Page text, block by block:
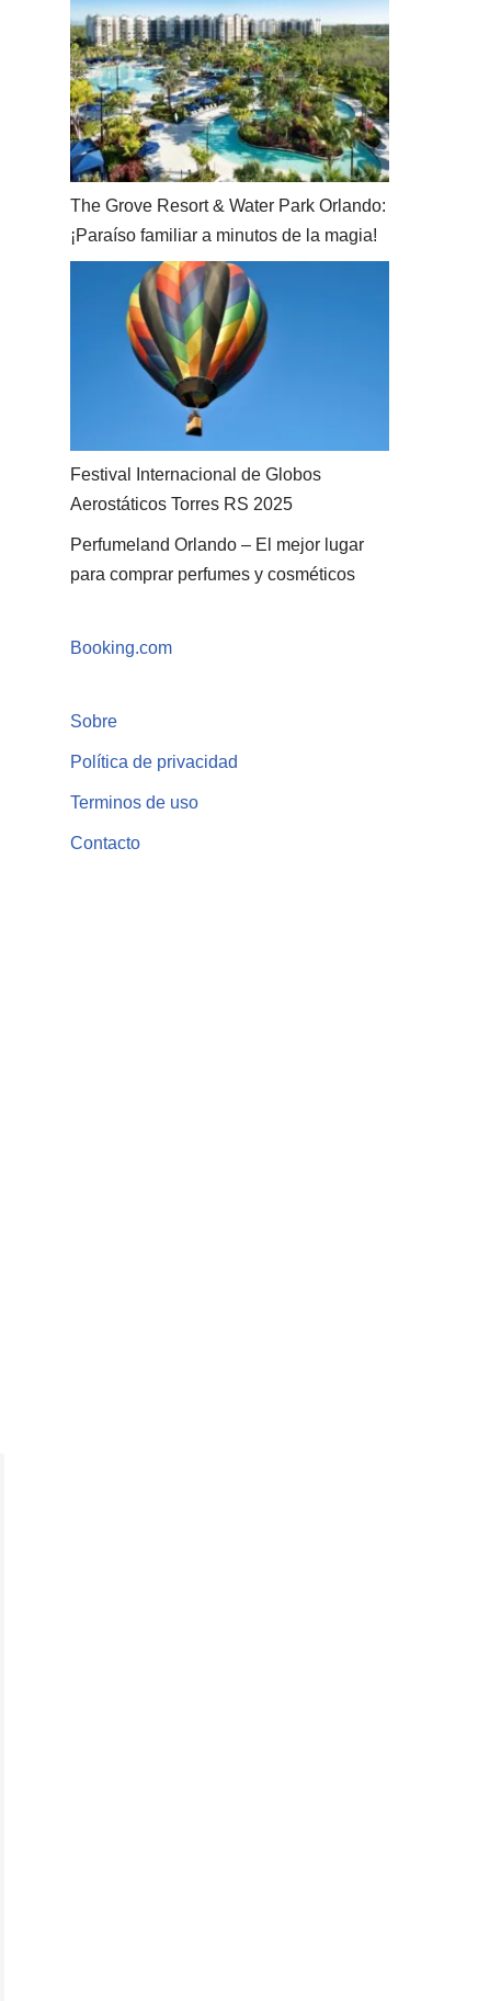
The Grove Resort & Water Park Orlando:
¡Paraíso familiar a minutos de la magia!
Festival Internacional de Globos
Aerostáticos Torres RS 2025
Perfumeland Orlando – El mejor lugar
para comprar perfumes y cosméticos
Booking.com
Sobre
Política de privacidad
Terminos de uso
Contacto